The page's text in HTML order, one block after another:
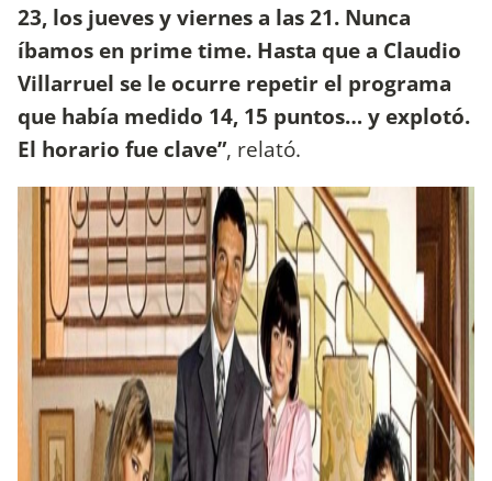
23, los jueves y viernes a las 21. Nunca
íbamos en prime time. Hasta que a Claudio
Villarruel se le ocurre repetir el programa
que había medido 14, 15 puntos… y explotó.
El horario fue clave”, relató.